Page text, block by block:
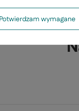
Potwierdzam wymagane